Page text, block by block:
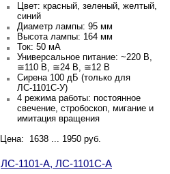
Цвет: красный, зеленый, желтый,
синий
Диаметр лампы: 95 мм
Высота лампы: 164 мм
Ток: 50 мА
Универсальное питание: ~220 В,
≅110 В, ≅24 В, ≅12 В
Сирена 100 дБ (только для
ЛС-1101С-У)
4 режима работы: постоянное
свечение, стробоскоп, мигание и
имитация вращения
Цена: 1638 ... 1950 руб.
ЛС-1101-А, ЛС-1101С-А